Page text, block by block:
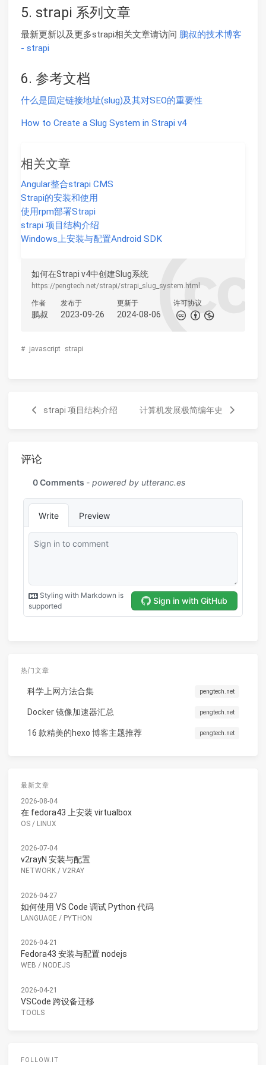
5. strapi 系列文章
最新更新以及更多strapi相关文章请访问 鹏叔的技术博客
- strapi
6. 参考文档
什么是固定链接地址(slug)及其对SEO的重要性
How to Create a Slug System in Strapi v4
相关文章
Angular整合strapi CMS
Strapi的安装和使用
使用rpm部署Strapi
strapi 项目结构介绍
Windows上安装与配置Android SDK
如何在Strapi v4中创建Slug系统
https://pengtech.net/strapi/strapi_slug_system.html
作者
鹏叔
发布于
2023-09-26
更新于
2024-08-06
许可协议
# javascript strapi
strapi 项目结构介绍 计算机发展极简编年史
评论
热门文章
科学上网方法合集 pengtech.net
Docker 镜像加速器汇总 pengtech.net
16 款精美的hexo 博客主题推荐 pengtech.net
最新文章
2026-08-04
在 fedora43 上安装 virtualbox
OS / LINUX
2026-07-04
v2rayN 安装与配置
NETWORK / V2RAY
2026-04-27
如何使用 VS Code 调试 Python 代码
LANGUAGE / PYTHON
2026-04-21
Fedora43 安装与配置 nodejs
WEB / NODEJS
2026-04-21
VSCode 跨设备迁移
TOOLS
FOLLOW.IT